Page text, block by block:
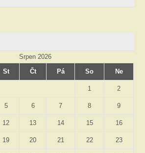
Srpen 2026
St Čt Pá So Ne
1 2
5 6 7 8 9
12 13 14 15 16
19 20 21 22 23